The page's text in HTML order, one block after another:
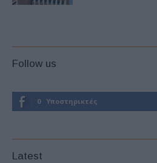
Follow us
0 Υποστηρικτές
Latest